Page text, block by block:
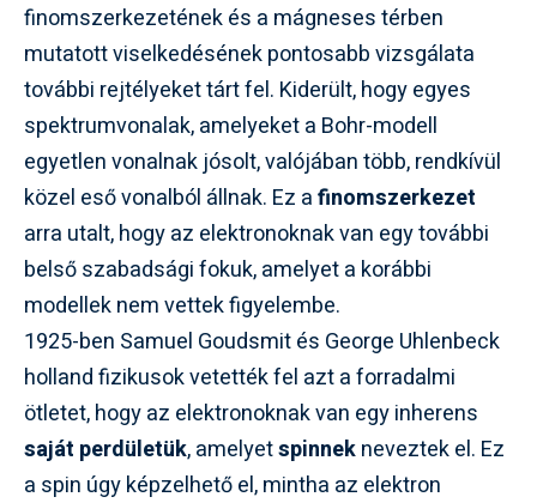
finomszerkezetének és a mágneses térben
mutatott viselkedésének pontosabb vizsgálata
további rejtélyeket tárt fel. Kiderült, hogy egyes
spektrumvonalak, amelyeket a Bohr-modell
egyetlen vonalnak jósolt, valójában több, rendkívül
közel eső vonalból állnak. Ez afinomszerkezet
arra utalt, hogy az elektronoknak van egy további
belső szabadsági fokuk, amelyet a korábbi
modellek nem vettek figyelembe.
1925-ben Samuel Goudsmit és George Uhlenbeck
holland fizikusok vetették fel azt a forradalmi
ötletet, hogy az elektronoknak van egy inherens
saját perdületük, amelyetspinnekneveztek el. Ez
a spin úgy képzelhető el, mintha az elektron